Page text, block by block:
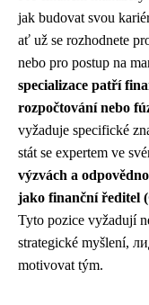
jak budovat svou
ať už se rozhodnete
nebo pro postup na
specializace patří
rozpočtování nebo
vyžaduje specifické
stát se expertem ve
výzvách a
jako finanční ředitel
Tyto pozice vyžadují
strategické myšlení,
motivovat tým.